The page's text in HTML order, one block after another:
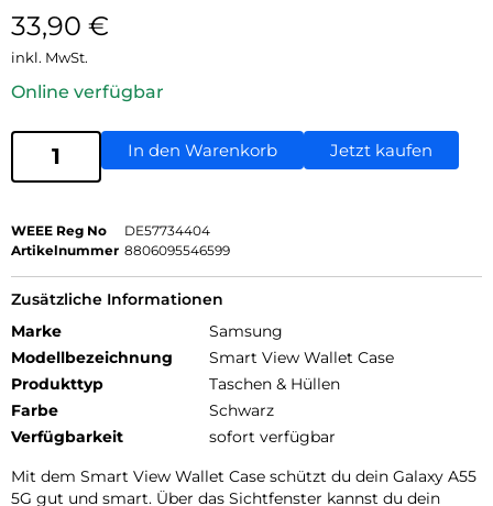
33,90 €
inkl. MwSt.
Online verfügbar
In den Warenkorb Jetzt kaufen
WEEE Reg No
DE57734404
Artikelnummer 8806095546599
Zusätzliche Informationen
Marke
Samsung
Modellbezeichnung
Smart View Wallet Case
Produkttyp
Taschen & Hüllen
Farbe
Schwarz
Verfügbarkeit
sofort verfügbar
Mit dem Smart View Wallet Case schützt du dein Galaxy A55
5G gut und smart. Über das Sichtfenster kannst du dein